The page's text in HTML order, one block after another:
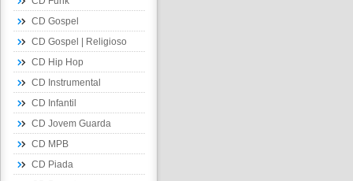
CD Gospel
CD Gospel | Religioso
CD Hip Hop
CD Instrumental
CD Infantil
CD Jovem Guarda
CD MPB
CD Piada